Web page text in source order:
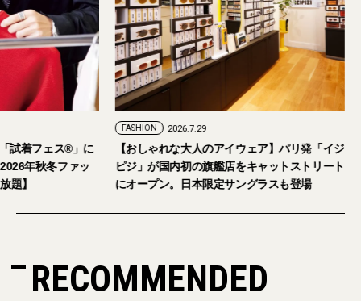
2026年9月5日・6日開催。「試着フェス®︎」に
読者の皆さまをご招待。【2026年秋冬ファッ
ション＆美容アイテム試し放題】
【おしゃれな大人
ピジ」が国内初の
にオープン。日本
RECOMMENDED